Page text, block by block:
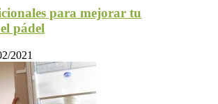
para mejorar tu
pádel
2021